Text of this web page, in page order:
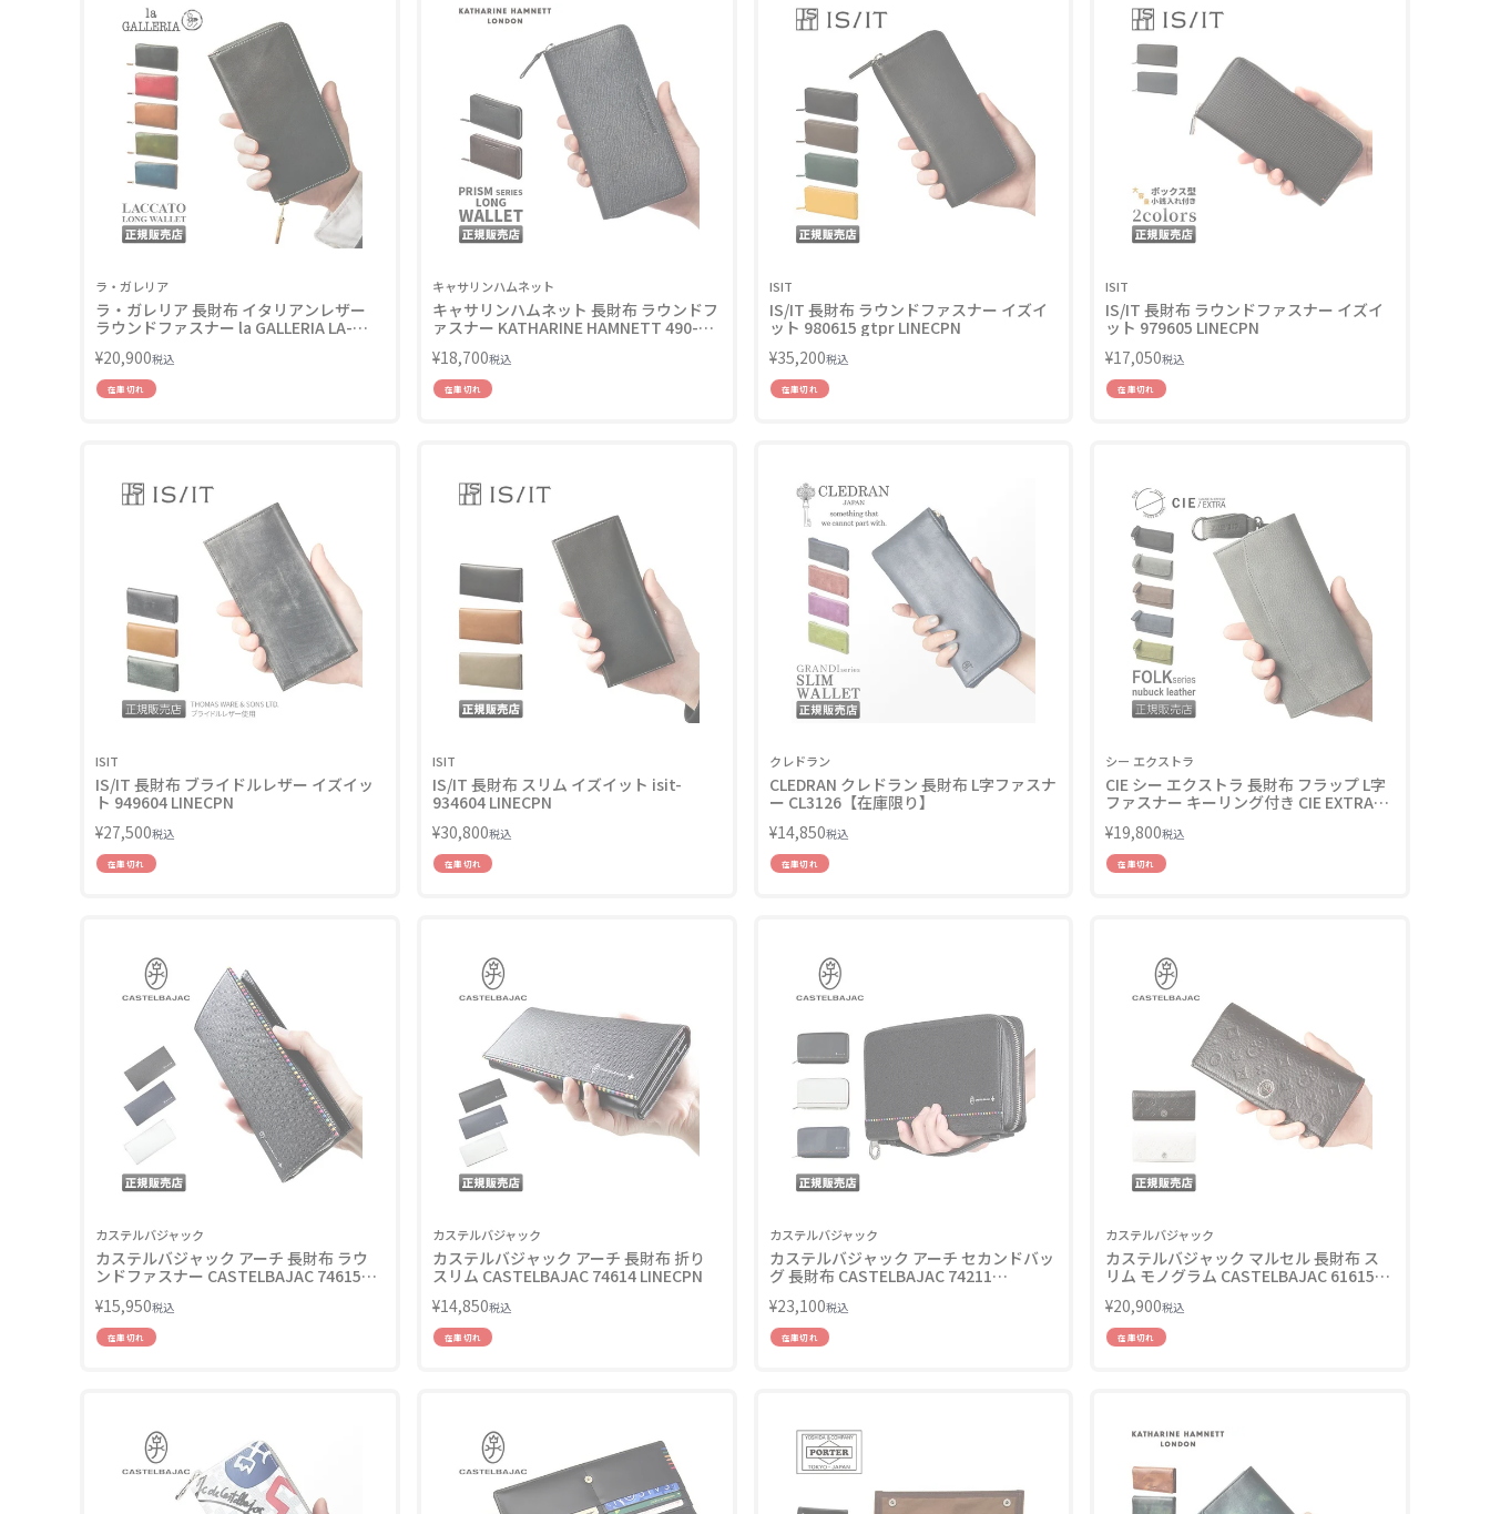
ラ・ガレリア
ラ・ガレリア 長財布 イタリアンレザー
ラウンドファスナー la GALLERIA LA-
¥20,900税込
在庫切れ
キャサリンハムネット
キャサリンハムネット 長財布 ラウンドフ
ァスナー KATHARINE HAMNETT 490-
¥18,700税込
在庫切れ
ISIT
IS/IT 長財布 ラウンドファスナー イズイ
ット 980615 gtpr LINECPN
¥35,200税込
在庫切れ
ISIT
IS/IT 長財布 ラウンドファスナー イズイ
ット 979605 LINECPN
¥17,050税込
在庫切れ
ISIT
IS/IT 長財布 ブライドルレザー イズイッ
ト 949604 LINECPN
¥27,500税込
在庫切れ
ISIT
IS/IT 長財布 スリム イズイット isit-
934604 LINECPN
¥30,800税込
在庫切れ
クレドラン
CLEDRAN クレドラン 長財布 L字ファスナ
ー CL3126【在庫限り】
¥14,850税込
在庫切れ
シー エクストラ
CIE シー エクストラ 長財布 フラップ L字
ファスナー キーリング付き CIE EXTRA
¥19,800税込
在庫切れ
カステルバジャック
カステルバジャック アーチ 長財布 ラウ
ンドファスナー CASTELBAJAC 74615
¥15,950税込
在庫切れ
カステルバジャック
カステルバジャック アーチ 長財布 折り
スリム CASTELBAJAC 74614 LINECPN
¥14,850税込
在庫切れ
カステルバジャック
カステルバジャック アーチ セカンドバッ
グ 長財布 CASTELBAJAC 74211
¥23,100税込
在庫切れ
カステルバジャック
カステルバジャック マルセル 長財布 ス
リム モノグラム CASTELBAJAC 61615
¥20,900税込
在庫切れ